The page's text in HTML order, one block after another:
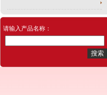
请输入产品名称：